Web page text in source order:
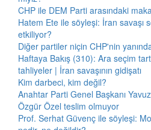
CHP ile DEM Parti arasındaki
Hatem Ete ile söyleşi: İran savaşı
etkiliyor?
Diğer partiler niçin CHP'nin
Haftaya Bakış (310): Ara seçim
tahliyeler | İran savaşının gidişatı
Kim darbeci, kim değil?
Anahtar Parti Genel Başkanı
Özgür Özel teslim olmuyor
Prof. Serhat Güvenç ile söyleşi: